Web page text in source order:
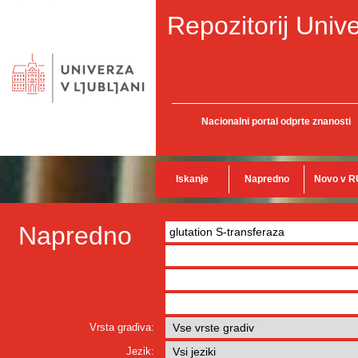
Repozitorij
Nacionalni portal odprte znanosti
Iskanje Napredno Novo v
Napredno
Vrsta gradiva:
Jezik: